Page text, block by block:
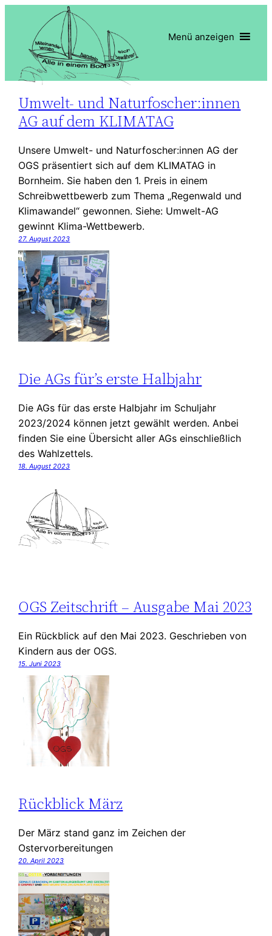
springen
Menü anzeigen
Umwelt- und Naturfoscher:innen
AG auf dem KLIMATAG
Unsere Umwelt- und Naturfoscher:innen AG der
OGS präsentiert sich auf dem KLIMATAG in
Bornheim. Sie haben den 1. Preis in einem
Schreibwettbewerb zum Thema „Regenwald und
Klimawandel“ gewonnen. Siehe: Umwelt-AG
gewinnt Klima-Wettbewerb.
27. August 2023
Die AGs für’s erste Halbjahr
Die AGs für das erste Halbjahr im Schuljahr
2023/2024 können jetzt gewählt werden. Anbei
finden Sie eine Übersicht aller AGs einschließlich
des Wahlzettels.
18. August 2023
OGS Zeitschrift – Ausgabe Mai 2023
Ein Rückblick auf den Mai 2023. Geschrieben von
Kindern aus der OGS.
15. Juni 2023
Rückblick März
Der März stand ganz im Zeichen der
Ostervorbereitungen
20. April 2023